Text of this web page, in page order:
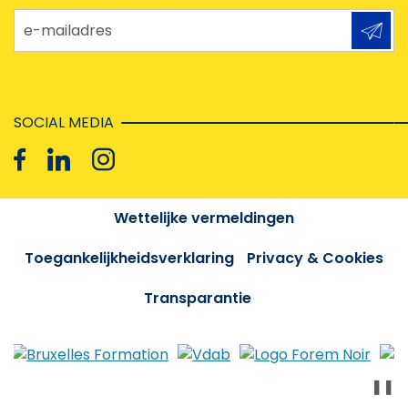
e-mailadres
SOCIAL MEDIA
Wettelijke vermeldingen
Toegankelijkheidsverklaring
Privacy & Cookies
Transparantie
❚❚